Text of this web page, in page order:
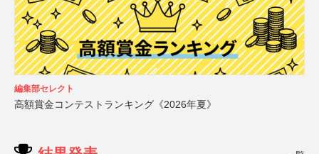
編集部セレクト
高額賞金コンテストランキング《2026年夏》